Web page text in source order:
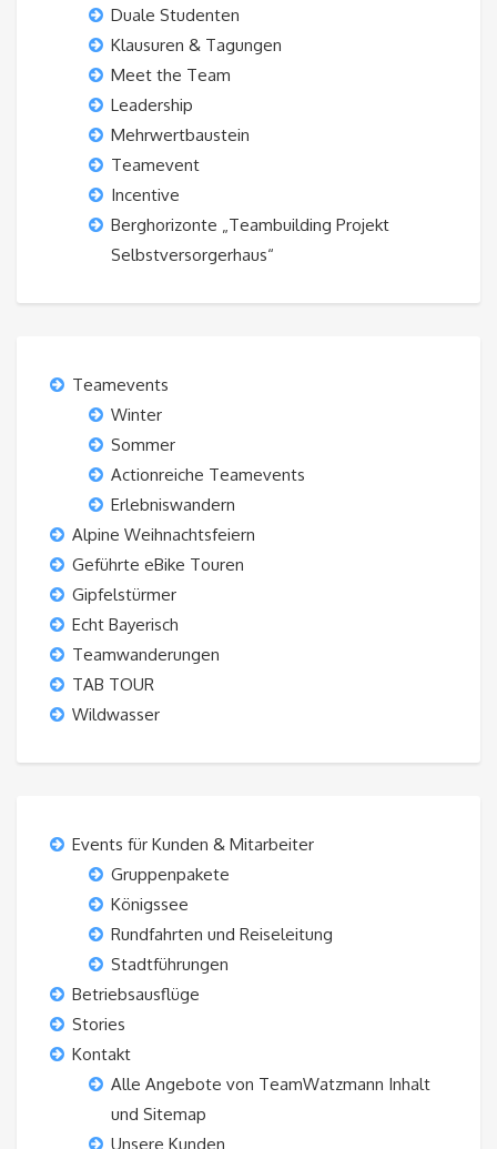
Duale Studenten
Klausuren & Tagungen
Meet the Team
Leadership
Mehrwertbaustein
Teamevent
Incentive
Berghorizonte „Teambuilding Projekt
Selbstversorgerhaus“
Teamevents
Winter
Sommer
Actionreiche Teamevents
Erlebniswandern
Alpine Weihnachtsfeiern
Geführte eBike Touren
Gipfelstürmer
Echt Bayerisch
Teamwanderungen
TAB TOUR
Wildwasser
Events für Kunden & Mitarbeiter
Gruppenpakete
Königssee
Rundfahrten und Reiseleitung
Stadtführungen
Betriebsausflüge
Stories
Kontakt
Alle Angebote von TeamWatzmann Inhalt
und Sitemap
Unsere Kunden